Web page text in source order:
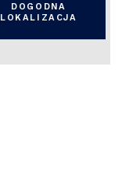
DOGODNA
LOKALIZACJA